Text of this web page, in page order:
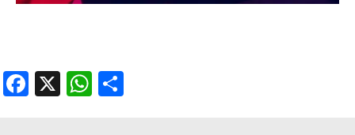
Facebook
X WhatsApp